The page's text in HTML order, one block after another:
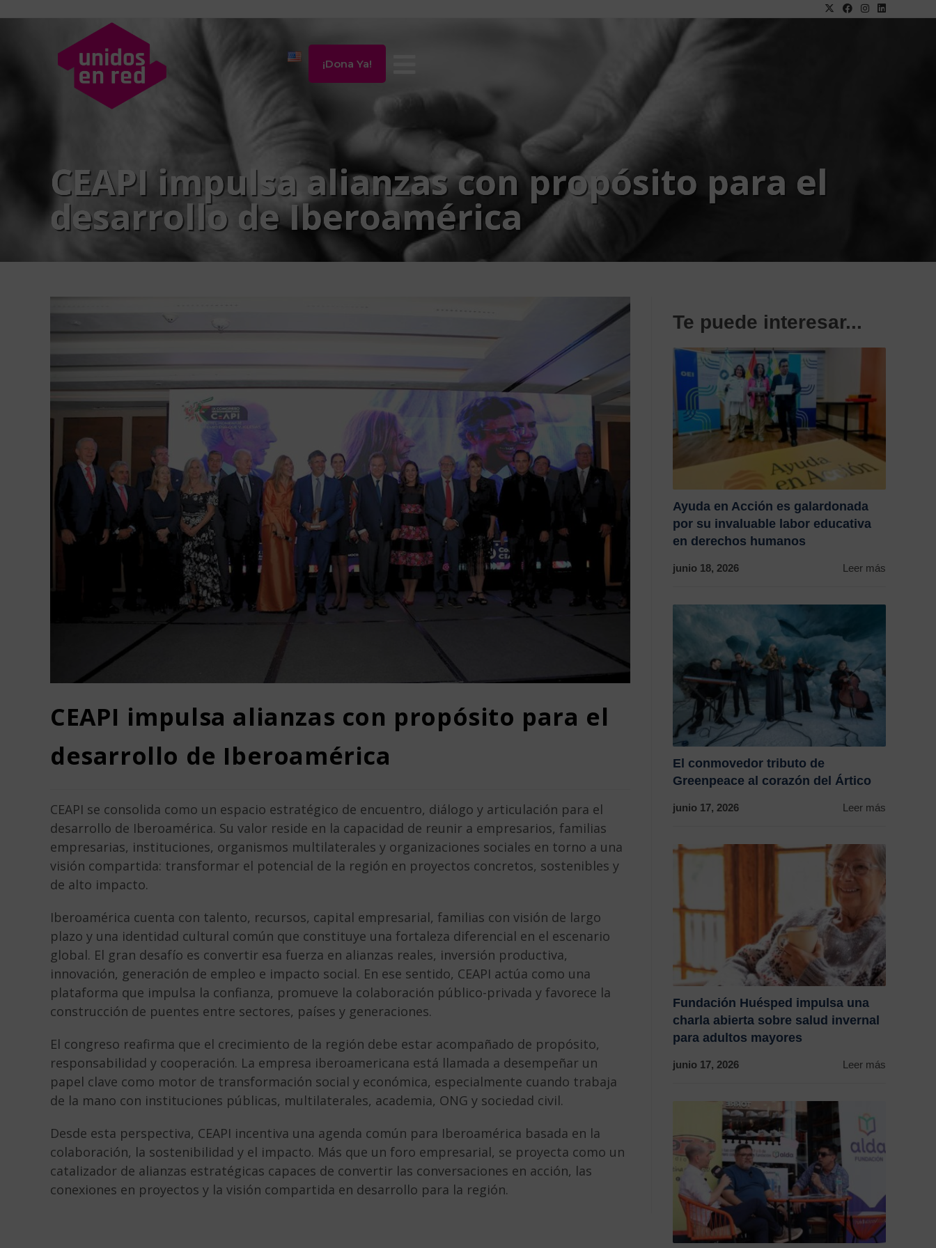
¡Dona Ya!
CEAPI impulsa alianzas con propósito para el
desarrollo de Iberoamérica
CEAPI impulsa alianzas con propósito para el
desarrollo de Iberoamérica
CEAPI se consolida como un espacio estratégico de encuentro, diálogo y articulación para el
desarrollo de Iberoamérica. Su valor reside en la capacidad de reunir a empresarios, familias
empresarias, instituciones, organismos multilaterales y organizaciones sociales en torno a una
visión compartida: transformar el potencial de la región en proyectos concretos, sostenibles y
de alto impacto.
Iberoamérica cuenta con talento, recursos, capital empresarial, familias con visión de largo
plazo y una identidad cultural común que constituye una fortaleza diferencial en el escenario
global. El gran desafío es convertir esa fuerza en alianzas reales, inversión productiva,
innovación, generación de empleo e impacto social. En ese sentido, CEAPI actúa como una
plataforma que impulsa la confianza, promueve la colaboración público-privada y favorece la
construcción de puentes entre sectores, países y generaciones.
El congreso reafirma que el crecimiento de la región debe estar acompañado de propósito,
responsabilidad y cooperación. La empresa iberoamericana está llamada a desempeñar un
papel clave como motor de transformación social y económica, especialmente cuando trabaja
de la mano con instituciones públicas, multilaterales, academia, ONG y sociedad civil.
Desde esta perspectiva, CEAPI incentiva una agenda común para Iberoamérica basada en la
colaboración, la sostenibilidad y el impacto. Más que un foro empresarial, se proyecta como un
catalizador de alianzas estratégicas capaces de convertir las conversaciones en acción, las
conexiones en proyectos y la visión compartida en desarrollo para la región.
Te puede interesar...
Ayuda en Acción es galardonada
por su invaluable labor educativa
en derechos humanos
junio 18, 2026 Leer más
El conmovedor tributo de
Greenpeace al corazón del Ártico
junio 17, 2026 Leer más
Fundación Huésped impulsa una
charla abierta sobre salud invernal
para adultos mayores
junio 17, 2026 Leer más